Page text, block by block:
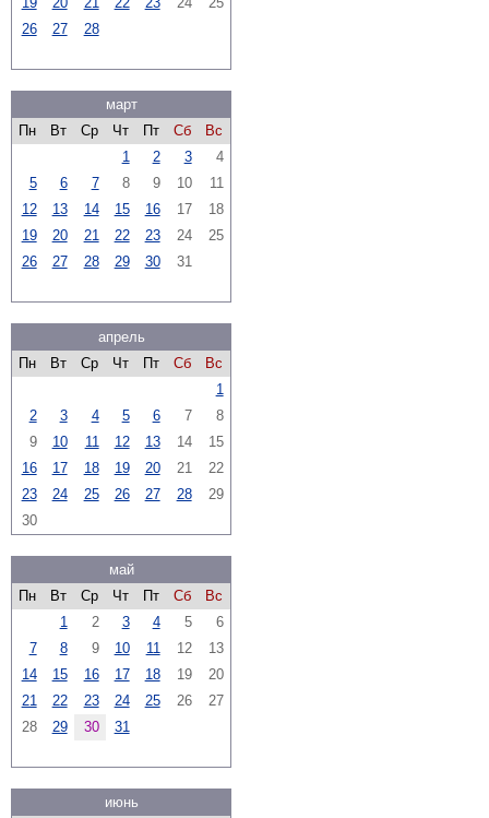
26
27 28
март
Пн
Вт Ср Чт Пт Сб
Вс
1
2 3
4
5
6 7 8 9 10
11
12
13 14 15 16 17
18
19
20 21 22 23 24
25
26
27 28 29 30 31
апрель
Пн
Вт Ср Чт Пт Сб
Вс
1
2
3 4 5 6 7
8
9
10 11 12 13 14
15
16
17 18 19 20 21
22
23
24 25 26 27 28
29
30
май
Пн
Вт Ср Чт Пт Сб
Вс
1
2 3 4 5
6
7
8 9 10 11 12
13
14
15 16 17 18 19
20
21
22 23 24 25 26
27
28
29 30 31
июнь